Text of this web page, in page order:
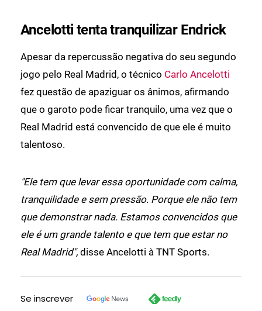
Ancelotti tenta tranquilizar Endrick
Apesar da repercussão negativa do seu segundo
jogo pelo Real Madrid, o técnico Carlo Ancelotti
fez questão de apaziguar os ânimos, afirmando
que o garoto pode ficar tranquilo, uma vez que o
Real Madrid está convencido de que ele é muito
talentoso.
"Ele tem que levar essa oportunidade com calma,
tranquilidade e sem pressão. Porque ele não tem
que demonstrar nada. Estamos convencidos que
ele é um grande talento e que tem que estar no
Real Madrid", disse Ancelotti à TNT Sports.
Se inscrever